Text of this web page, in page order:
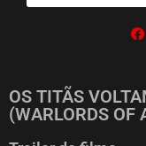
OS TITÃS
(WARLORDS OF